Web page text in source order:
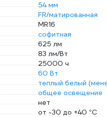
54 мм
FR/матированная
MR16
софитная
625 лм
83 лм/Вт
25000 ч
60 Вт
теплый белый
общее освещение
нет
от -30 до +40 °С